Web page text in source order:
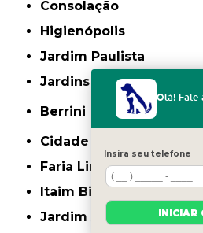
Consolação
Higienópolis
Jardim Paulista
Jardins
Berrini
Cidade Monções
Faria Lima
Itaim Bibi
Jardim América
Olá! Fale
Insira seu telefone
INICIAR